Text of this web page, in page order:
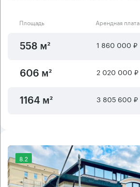
Площадь Арендная плата
558 м² 1 860 000 ₽
606 м² 2 020 000 ₽
1164 м² 3 805 600 ₽
8.2